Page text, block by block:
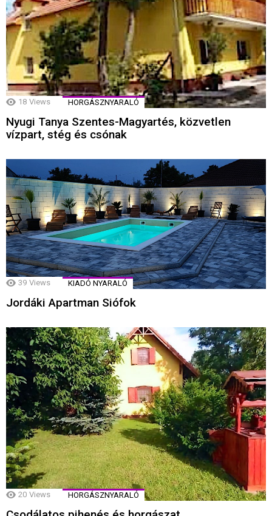
18 Views HORGÁSZNYARALÓ
Nyugi Tanya Szentes-Magyartés, közvetlen
vízpart, stég és csónak
39 Views KIADÓ NYARALÓ
Jordáki Apartman Siófok
20 Views HORGÁSZNYARALÓ